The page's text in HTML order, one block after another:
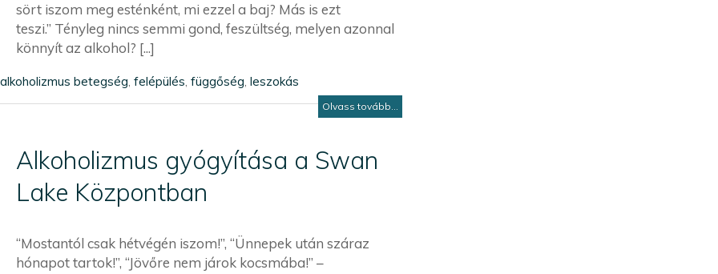
sört iszom meg esténként, mi ezzel a baj? Más is ezt
teszi.” Tényleg nincs semmi gond, feszültség, melyen azonnal
könnyít az alkohol? [...]
alkoholizmus betegség, felépülés, függőség, leszokás
Olvass tovább...
Alkoholizmus gyógyítása a Swan
Lake Központban
“Mostantól csak hétvégén iszom!”, “Ünnepek után száraz
hónapot tartok!”, “Jövőre nem járok kocsmába!” –